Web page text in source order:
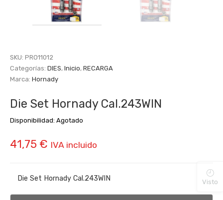
SKU: PRO11012
Categorías: DIES, Inicio, RECARGA
Marca: Hornady
Die Set Hornady Cal.243WIN
Disponibilidad: Agotado
41,75 € IVA incluido
Die Set Hornady Cal.243WIN Visto